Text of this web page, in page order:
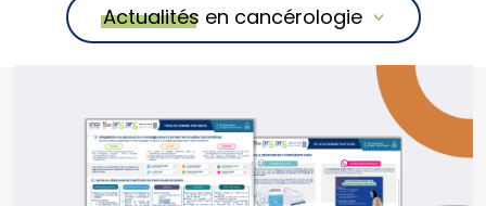
Actualités en cancérologie